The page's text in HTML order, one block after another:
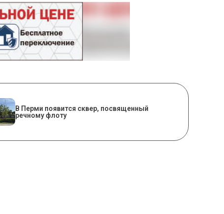
В Перми появится сквер, посвященный
речному флоту